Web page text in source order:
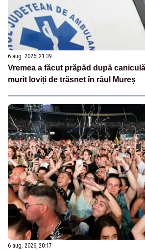
6 aug. 2026, 21:39
Vremea a făcut prăpăd după
murit loviți de trăsnet în râul Mureș
6 aug. 2026, 20:17